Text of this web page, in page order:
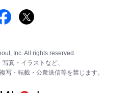
Inc. All rights reserved.
真・イラストなど、
写・転載・公衆送信等を禁じます。